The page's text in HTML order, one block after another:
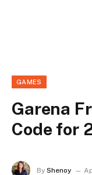
GAMES
Garena
Code for
By Shenoy